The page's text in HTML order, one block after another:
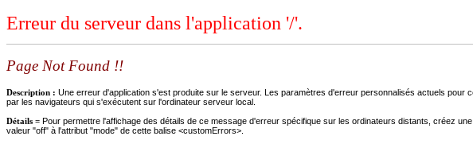
Erreur du serveur dans l'application '/'.
Page Not Found !!
Description : Une erreur d'application s'est produite sur le serveur. Les paramètres d'erreur personnalisés actuels
par les navigateurs qui s'exécutent sur l'ordinateur serveur local.
Détails = Pour permettre l'affichage des détails de ce message d'erreur spécifique sur les ordinateurs distants, créez
valeur "off" à l'attribut "mode" de cette balise <customErrors>.